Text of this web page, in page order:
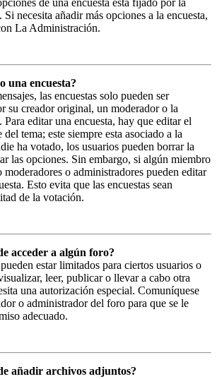
necesita añadir más opciones a la encuesta,
La Administración.
una encuesta?
las encuestas solo pueden ser
su creador original, un moderador o la
editar una encuesta, hay que editar el
del tema; este siempre esta asociado a la
ha votado, los usuarios pueden borrar la
las opciones. Sin embargo, si algún miembro
moderadores o administradores pueden editar
Esto evita que las encuestas sean
de la votación.
acceder a algún foro?
estar limitados para ciertos usuarios o
leer, publicar o llevar a cabo otra
una autorización especial. Comuníquese
o administrador del foro para que se le
adecuado.
añadir archivos adjuntos?